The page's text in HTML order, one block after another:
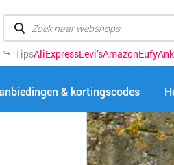
TipsAliExpressLevi’sAmazonEufy
& kortingscodes